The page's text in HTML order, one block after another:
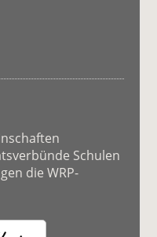
Schulen
die WRP-